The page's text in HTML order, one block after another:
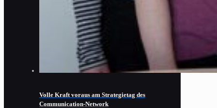
Volle Kraft voraus am Strategietag des
Communication-Network